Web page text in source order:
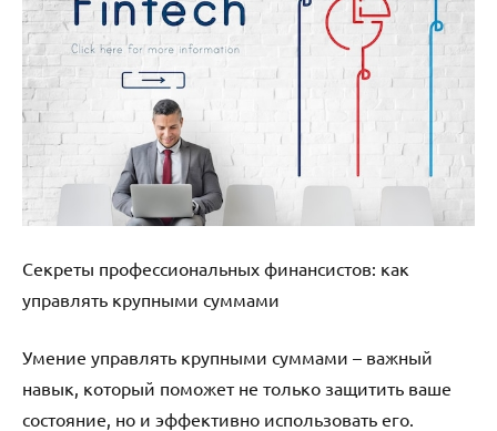
Секреты профессиональных финансистов: как
управлять крупными суммами
Умение управлять крупными суммами – важный
навык, который поможет не только защитить ваше
состояние, но и эффективно использовать его.